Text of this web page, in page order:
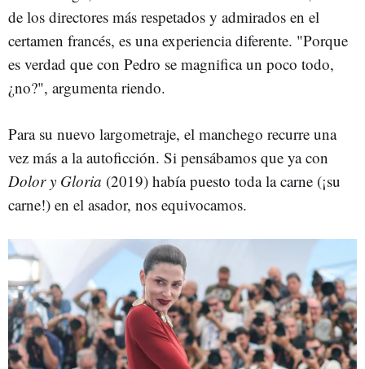
de los directores más respetados y admirados en el
certamen francés, es una experiencia diferente. "Porque
es verdad que con Pedro se magnifica un poco todo,
¿no?", argumenta riendo.
Para su nuevo largometraje, el manchego recurre una
vez más a la autoficción. Si pensábamos que ya con
Dolor y Gloria (2019) había puesto toda la carne (¡su
carne!) en el asador, nos equivocamos.